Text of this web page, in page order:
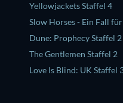
Yellowjackets Staffel 4
Slow Horses - Ein Fall
Dune: Prophecy Staffel 2
The Gentlemen Staffel 2
Love Is Blind: UK Staffel